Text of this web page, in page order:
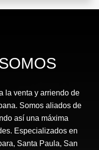
la venta y arriendo de
Somos aliados de
así una máxima
Especializados en
Santa Paula, San